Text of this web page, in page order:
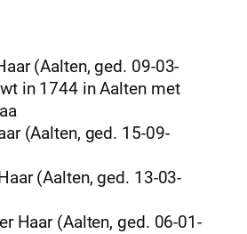
(Aalten, ged. 09-03-
in 1744 in Aalten met
(Aalten, ged. 15-09-
(Aalten, ged. 13-03-
Haar (Aalten, ged. 06-01-